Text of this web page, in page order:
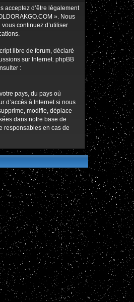
acceptez d’être légalement
». Nous
continuez d’utiliser
libre de forum, déclaré
sur Internet. phpBB
:
pays, du pays où
d’accès à Internet si nous
modifie, déplace
dans notre base de
responsables en cas de